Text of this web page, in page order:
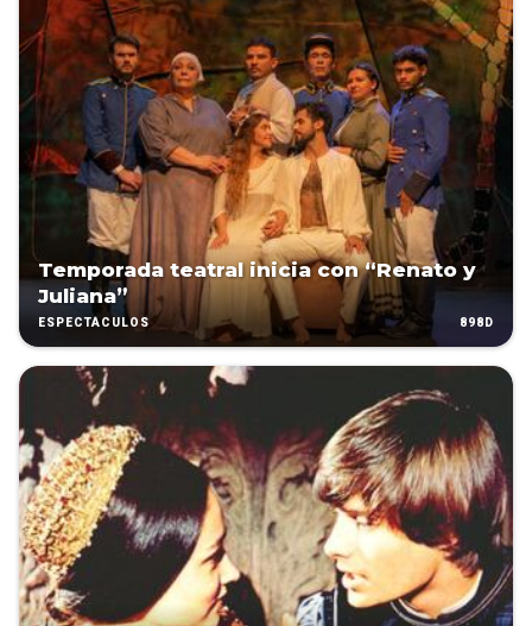
Temporada teatral inicia con “Renato y
Juliana”
ESPECTÁCULOS 898D